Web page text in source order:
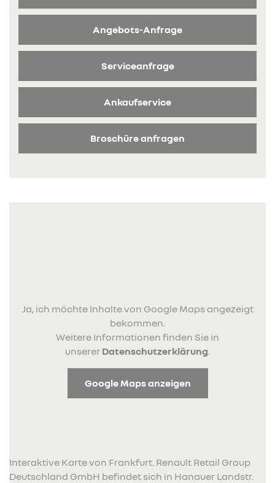
Angebots-Anfrage
Serviceanfrage
Ankaufservice
Broschüre anfragen
Ja, ich möchte Inhalte von Google Maps angezeigt
bekommen.
Weitere Informationen finden Sie in
unserer Datenschutzerklärung
Google Maps anzeigen
Interaktive Karte von Frankfurt. Renault Retail Group
Deutschland GmbH befindet sich in Hanauer Landstr.